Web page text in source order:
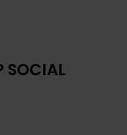
SOCIAL